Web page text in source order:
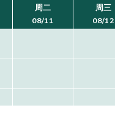
周二
08/11
周三
08/12